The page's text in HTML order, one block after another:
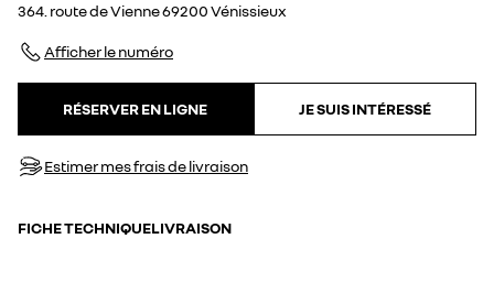
364. route de Vienne69200Vénissieux
Afficher le numéro
RÉSERVER EN LIGNE JE SUIS INTÉRESSÉ
Estimer mes frais de livraison
FICHE TECHNIQUELIVRAISON